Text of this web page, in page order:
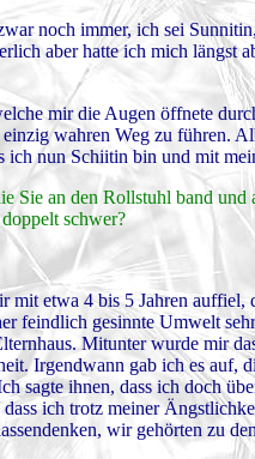
noch immer, ich sei
aber hatte ich mich längst
mir die Augen öffnete
wahren Weg zu führen.
nun Schiitin bin und mit
Sie an den Rollstuhl band
schwer?
etwa 4 bis 5 Jahren auffiel,
feindlich gesinnte Umwelt
Mitunter wurde mir
Irgendwann gab ich es auf,
ihnen, dass ich doch
ich trotz meiner
wir gehörten zu